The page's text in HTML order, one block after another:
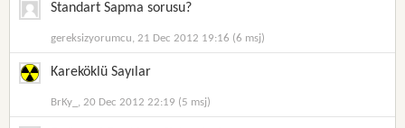
Standart Sapma sorusu?
gereksizyorumcu, 21 Dec 2012 19:16 (6 msj)
Kareköklü Sayılar
BrKy_, 20 Dec 2012 22:19 (5 msj)